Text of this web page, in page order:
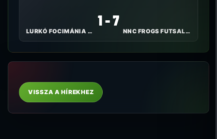
LURKÓ FOCIMÁNIA FK
1 - 7
NNC FROGS FUTSAL CLUB
VISSZA A HÍREKHEZ